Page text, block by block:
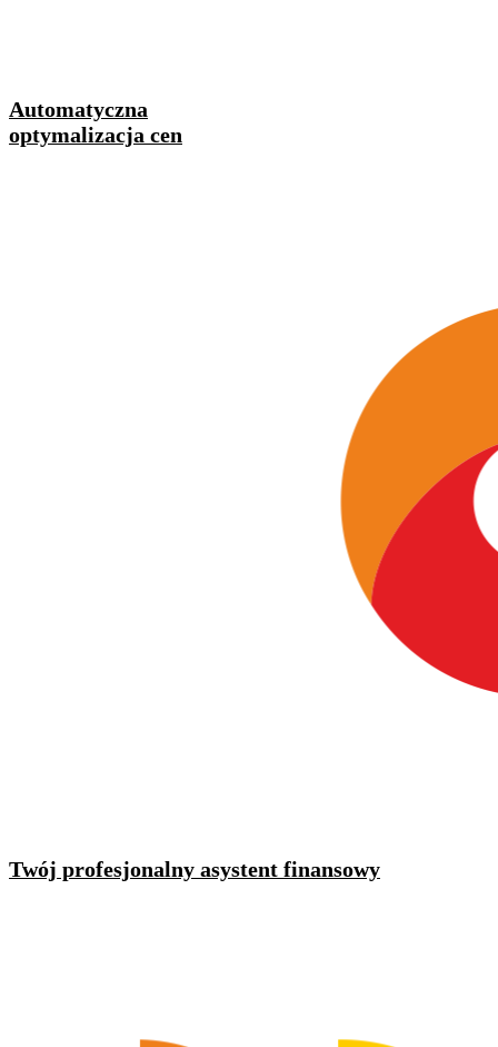
Automatyczna
optymalizacja cen
Twój profesjonalny asystent finansowy